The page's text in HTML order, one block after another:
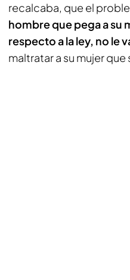
recalcaba, que el
hombre que pega a su
respecto a la ley, no le
maltratar a su mujer que